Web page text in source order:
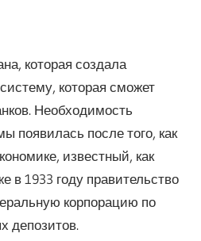
которая создала
которая сможет
Необходимость
появилась после того, как
известный, как
в 1933 году правительство
корпорацию по
депозитов.